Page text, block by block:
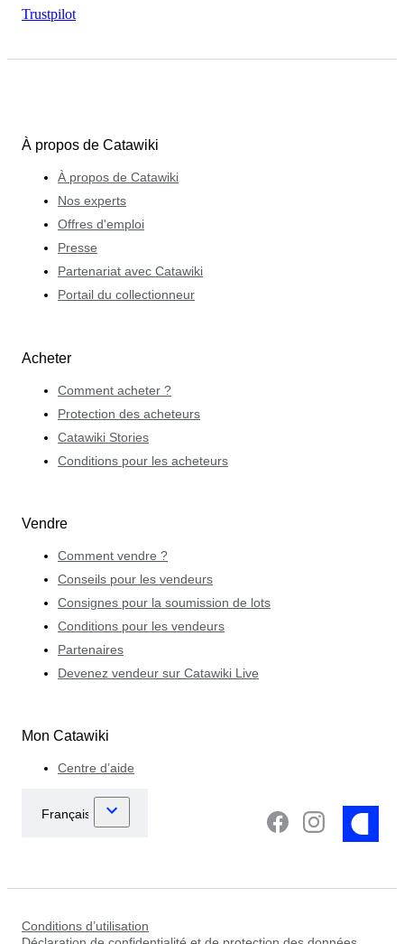
Trustpilot
À propos de Catawiki
À propos de Catawiki
Nos experts
Offres d'emploi
Presse
Partenariat avec Catawiki
Portail du collectionneur
Acheter
Comment acheter ?
Protection des acheteurs
Catawiki Stories
Conditions pour les acheteurs
Vendre
Comment vendre ?
Conseils pour les vendeurs
Consignes pour la soumission de lots
Conditions pour les vendeurs
Partenaires
Devenez vendeur sur Catawiki Live
Mon Catawiki
Centre d’aide
Conditions d’utilisation